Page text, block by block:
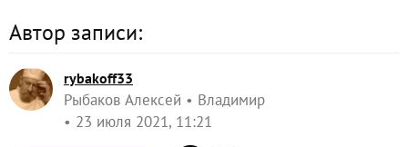
Автор записи:
rybakoff33
Рыбаков Алексей
Владимир
23 июля 2021, 11:21